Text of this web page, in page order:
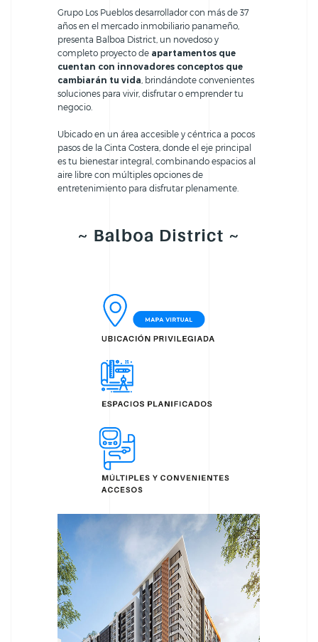
Grupo Los Pueblos desarrollador con más de 37
años en el mercado inmobiliario panameño,
presenta Balboa District, un novedoso y
completo proyecto de apartamentos que
cuentan con innovadores conceptos que
cambiarán tu vida , brindándote convenientes
soluciones para vivir, disfrutar o emprender tu
negocio.
Ubicado en un área accesible y céntrica a pocos
pasos de la Cinta Costera, donde el eje principal
es tu bienestar integral, combinando espacios al
aire libre con múltiples opciones de
entretenimiento para disfrutar plenamente.